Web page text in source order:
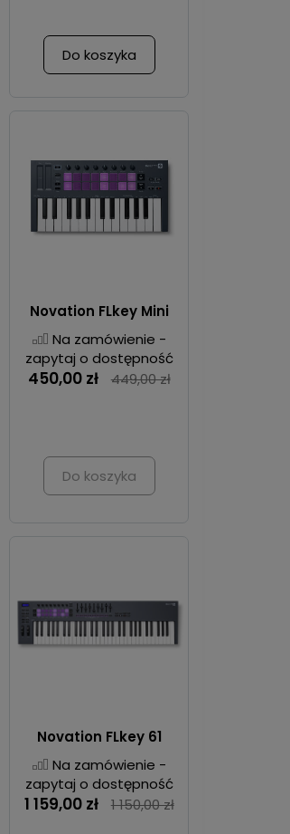
Do koszyka
Novation FLkey Mini
Na zamówienie -
zapytaj o dostępność
450,00 zł 449,00 zł
Do koszyka
Novation FLkey 61
Na zamówienie -
zapytaj o dostępność
1 159,00 zł 1 150,00 zł